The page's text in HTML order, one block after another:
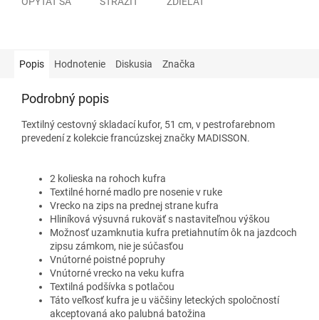
Popis Hodnotenie Diskusia Značka
Podrobný popis
Textilný cestovný skladací kufor, 51 cm, v pestrofarebnom
prevedení z kolekcie francúzskej značky MADISSON.
2 kolieska na rohoch kufra
Textilné horné madlo pre nosenie v ruke
Vrecko na zips na prednej strane kufra
Hliníková výsuvná rukoväť s nastaviteľnou výškou
Možnosť uzamknutia kufra pretiahnutím ôk na jazdcoch
zipsu zámkom, nie je súčasťou
Vnútorné poistné popruhy
Vnútorné vrecko na veku kufra
Textilná podšívka s potlačou
Táto veľkosť kufra je u väčšiny leteckých spoločností
akceptovaná ako palubná batožina